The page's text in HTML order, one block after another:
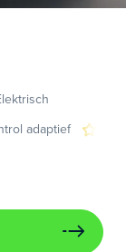
adaptief